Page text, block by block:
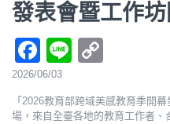
發表會暨工作
Facebook
Line
2026/06/03
「2026教育部跨域美感教育季開
場，來自全臺各地的教育工作者